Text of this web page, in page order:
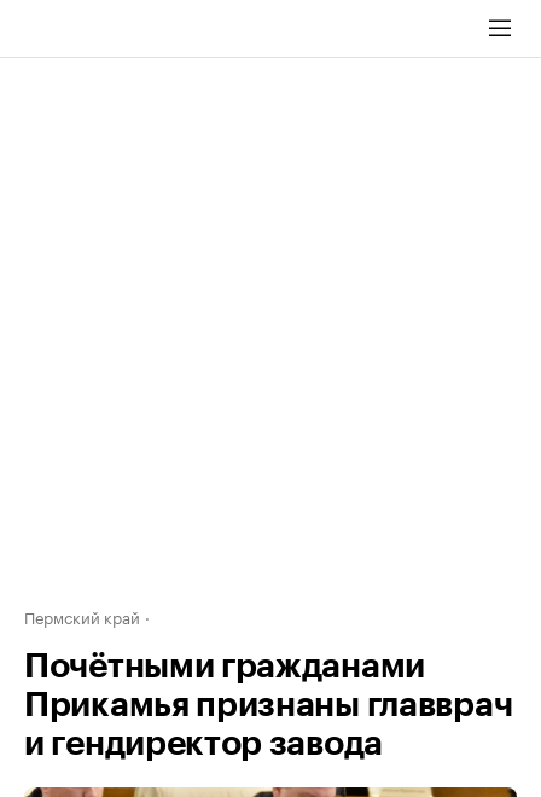
Пермский край
Почётными гражданами
Прикамья признаны главврач
и гендиректор завода